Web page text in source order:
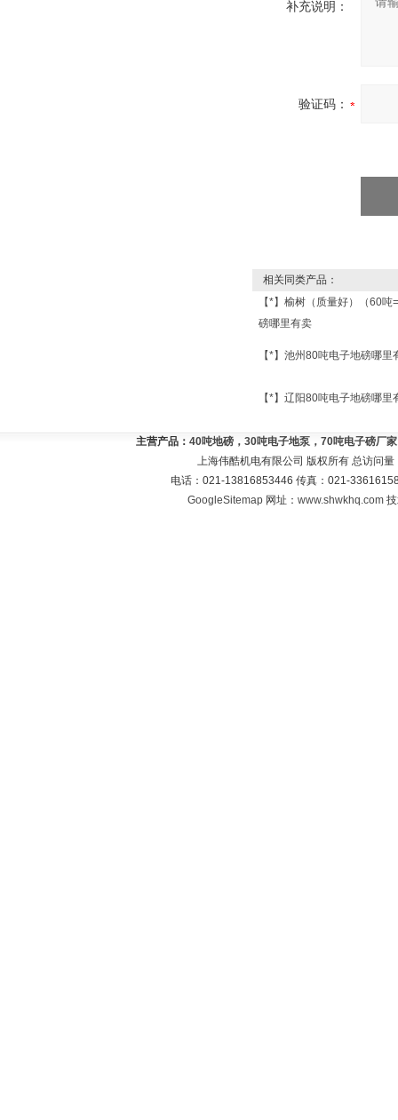
补充说明：
验证码：
相关同类产品：
【*】榆树（质量好）（60
磅哪里有卖
【*】池州80吨电子地磅哪里
【*】辽阳80吨电子地磅哪里
主营产品： 40吨地磅，30吨电子地泵，70吨电子磅厂
上海伟酷机电有限公司 版权所有 总访问量
电话：021-13816853446 传真：021-
GoogleSitemap 网址：www.shwkhq.com